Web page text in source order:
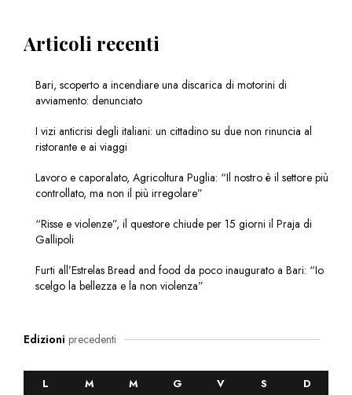
Articoli recenti
Bari, scoperto a incendiare una discarica di motorini di
avviamento: denunciato
I vizi anticrisi degli italiani: un cittadino su due non rinuncia al
ristorante e ai viaggi
Lavoro e caporalato, Agricoltura Puglia: “Il nostro è il settore più
controllato, ma non il più irregolare”
“Risse e violenze”, il questore chiude per 15 giorni il Praja di
Gallipoli
Furti all’Estrelas Bread and food da poco inaugurato a Bari: “Io
scelgo la bellezza e la non violenza”
Edizioni precedenti
L M M G V S
D